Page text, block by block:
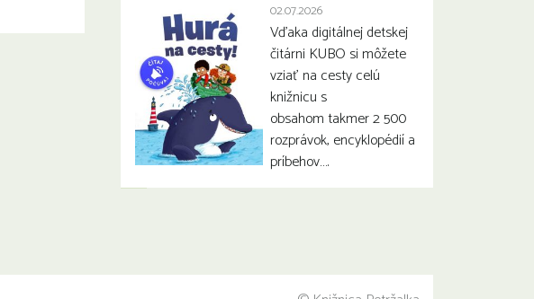
02.07.2026
Vďaka digitálnej detskej
čitárni KUBO si môžete
vziať na cesty celú
knižnicu s
obsahom takmer 2 500
rozprávok, encyklopédií a
príbehov….